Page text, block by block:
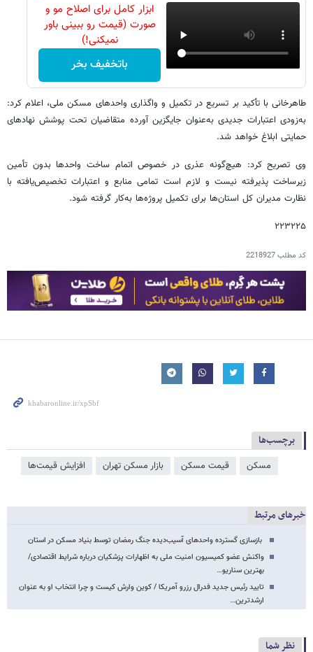
ابزار کامل برای اصلاح مو و
صورت (قیمت رو ببینی باور
نمیکنی!)
باتخفیف بخر
طاهرخانی با تأکید بر تسریع در تکمیل و واگذاری واحدهای مسکن ملی، اعلام کرد:
به‌زودی اعتبارات جدیدی به‌عنوان جایگزین آورده متقاضیان تحت پوشش نهادهای
حمایتی ابلاغ خواهد شد.
وی تصریح کرد: هیچ‌گونه عذری در خصوص اتمام ساخت واحدها بدون تأمین
زیرساخت پذیرفته نیست و لازم است تمامی منابع و اعتبارات تخصیص‌یافته با
نظارت مدیران کل استان‌ها برای تکمیل پروژه‌ها به‌کار گرفته شود.
۲۲۳۲۲۵
کد مطلب2218927
برچسب‌ها
مسکن قیمت مسکن بازار مسکن تهران افزایش قیمت‌ها
خبرهای مرتبط
بازسازی گسترده واحدهای آسیب‌دیده جنگ رمضان توسط بنیاد مسکن در استان
واکنش عضو کمیسیون امنیت ملی به اظهارات پزشکیان درباره شرایط اقتصادی/
بهترین سناریو…
تایید رئیس جدید فدرال رزرو آمریکا / کوین وارش کیست و چرا انتخاب او به عنوان
ارشدترین…
نظر شما